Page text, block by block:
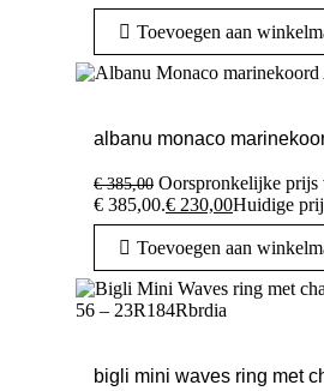
Toevoegen aan
albanu monaco
€385,00 Oorspronkelijke prijs
€ 385,00.€ 230,00Huidige
Toevoegen aan
bigli mini waves ring met